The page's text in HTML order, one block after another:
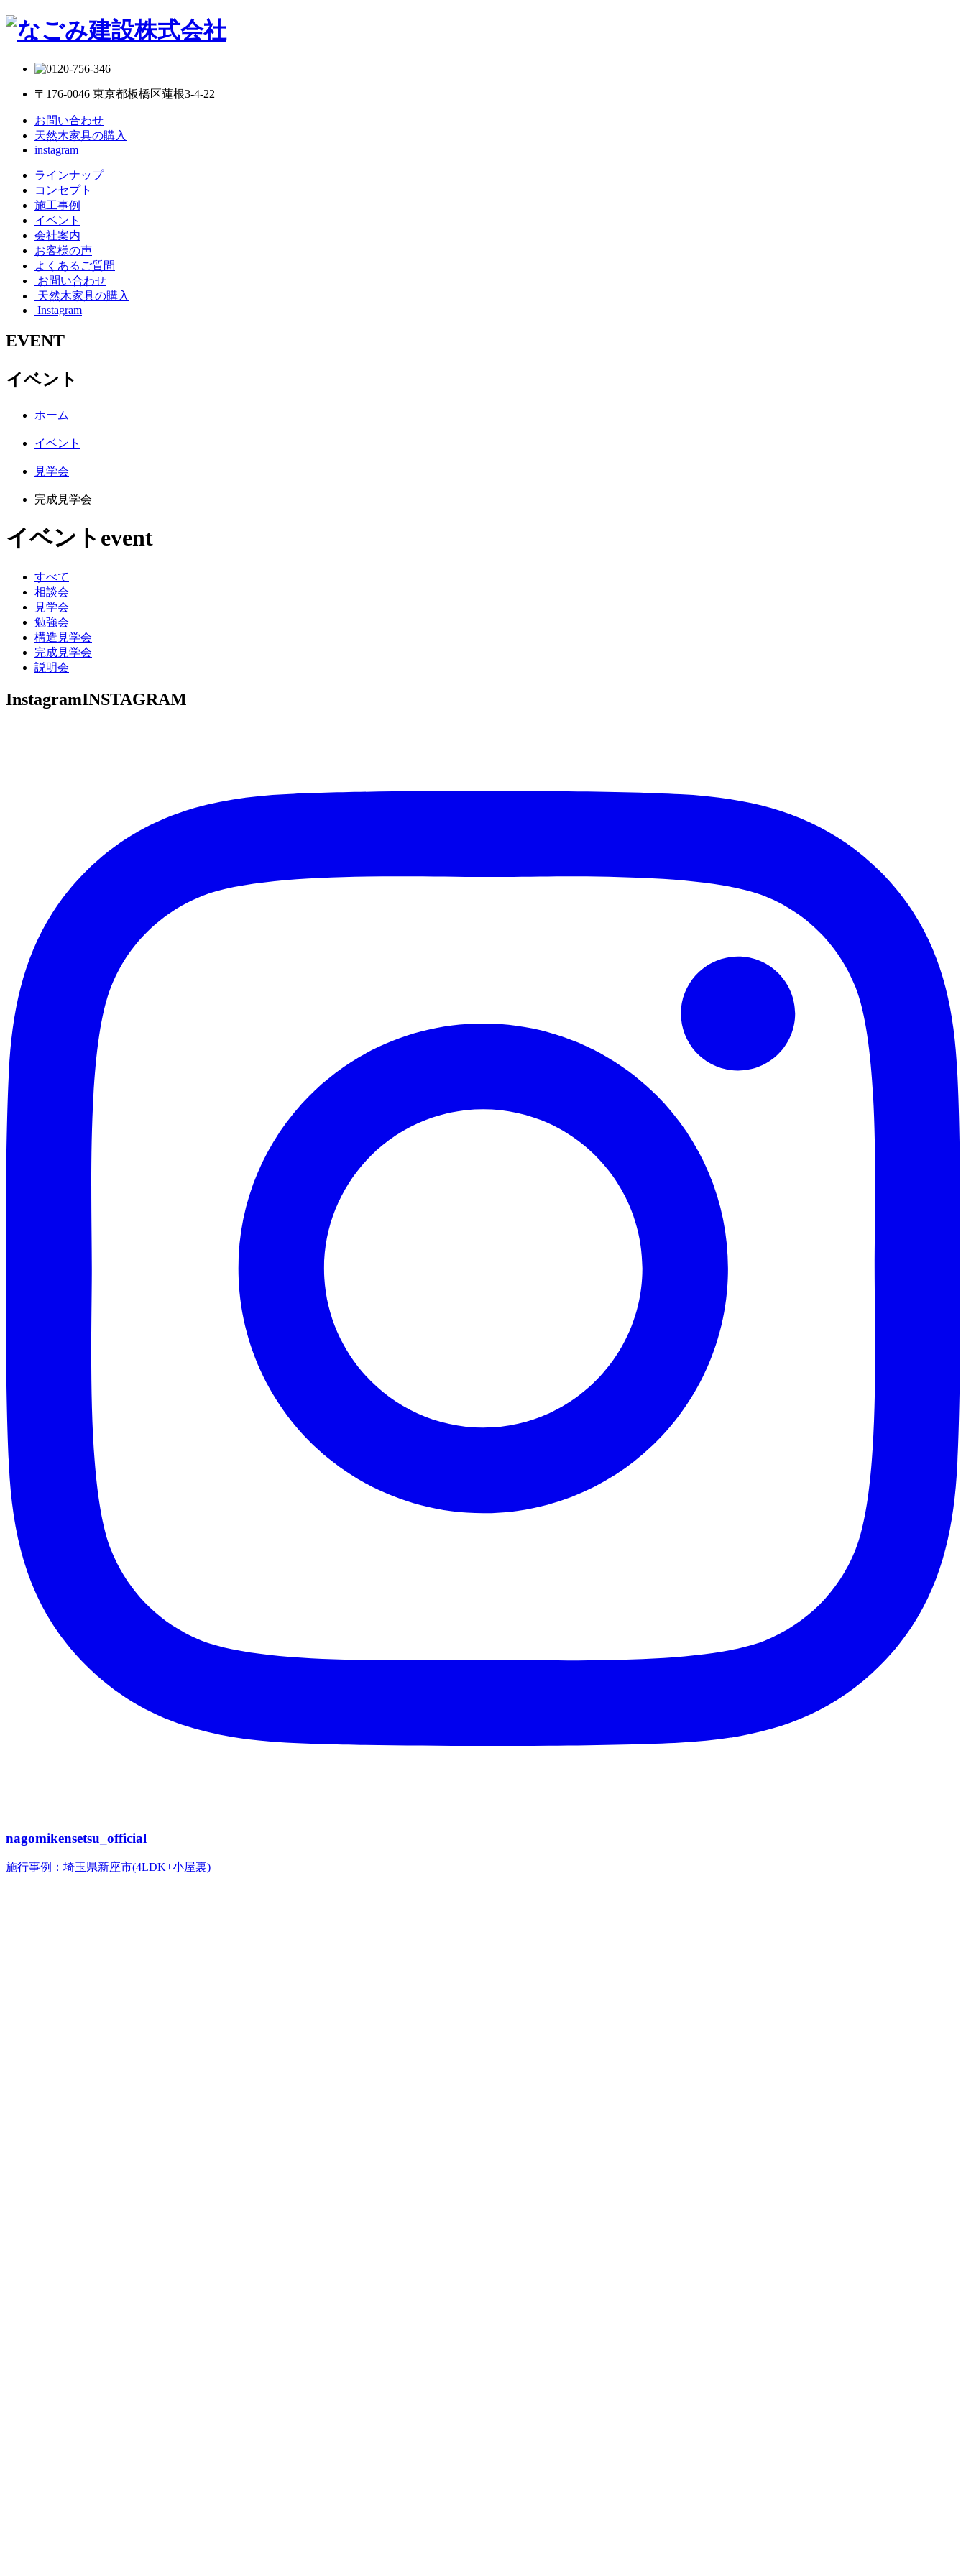
〒176-0046 東京都板橋区蓮根3-4-22
お問い合わせ
天然木家具の購入
instagram
ラインナップ
コンセプト
施工事例
イベント
会社案内
お客様の声
よくあるご質問
お問い合わせ
天然木家具の購入
Instagram
EVENT
イベント
ホーム
イベント
見学会
完成見学会
イベント event
すべて
相談会
見学会
勉強会
構造見学会
完成見学会
説明会
InstagramINSTAGRAM
nagomikensetsu_official
施行事例：埼玉県新座市(4LDK+小屋裏)